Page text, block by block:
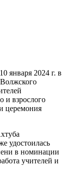
10 января 2024 г. в
и взрослого
церемония
удостоилась
в номинации
учителей и